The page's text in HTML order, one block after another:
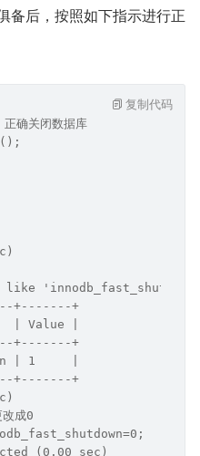
备后，按照如下指示进行正
确关闭数据库
like
+-------+
| Value |
+-------+
| 1     |
+-------+
成0
(0.00 sec)
复制代码